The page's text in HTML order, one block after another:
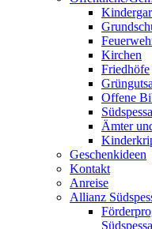
Kirchen
Friedhöfe
Offene
Ämter
Geschenkideen
Kontakt
Anreise
Allianz